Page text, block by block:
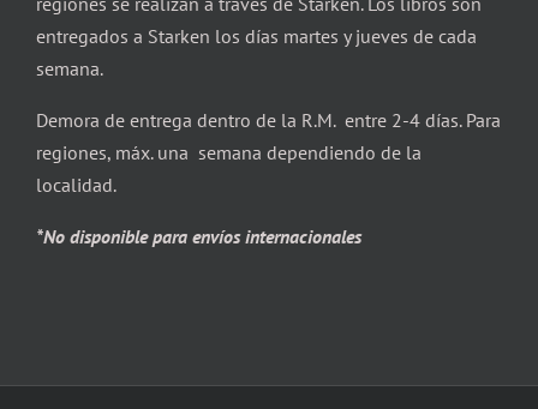
entregados a Starken los días martes y jueves de cada
semana.
Demora de entrega dentro de la R.M. entre 2-4 días. Para
regiones, máx. una semana dependiendo de la
localidad.
*No disponible para envíos internacionales